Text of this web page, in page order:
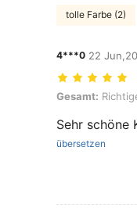
tolle Farbe (2)
4***0 22
Gesamt: Richtige
Gesamt:
Sehr schöne
übersetzen